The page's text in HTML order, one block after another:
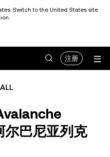
Switch to the United States site
注册
尔巴尼亚列克